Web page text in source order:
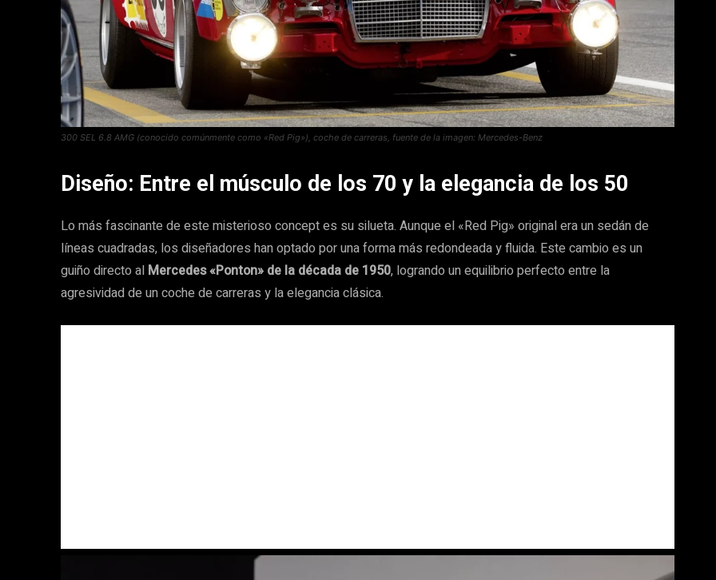
300 SEL 6.8 AMG (conocido comúnmente como «Red Pig»), coche de carreras, fuente de la imagen: Mercedes-Benz
Diseño: Entre el músculo de los 70 y la elegancia de los 50
Lo más fascinante de este misterioso concept es su silueta. Aunque el «Red Pig» original era un sedán de
líneas cuadradas, los diseñadores han optado por una forma más redondeada y fluida. Este cambio es un
guiño directo al Mercedes «Ponton» de la década de 1950, logrando un equilibrio perfecto entre la
agresividad de un coche de carreras y la elegancia clásica.